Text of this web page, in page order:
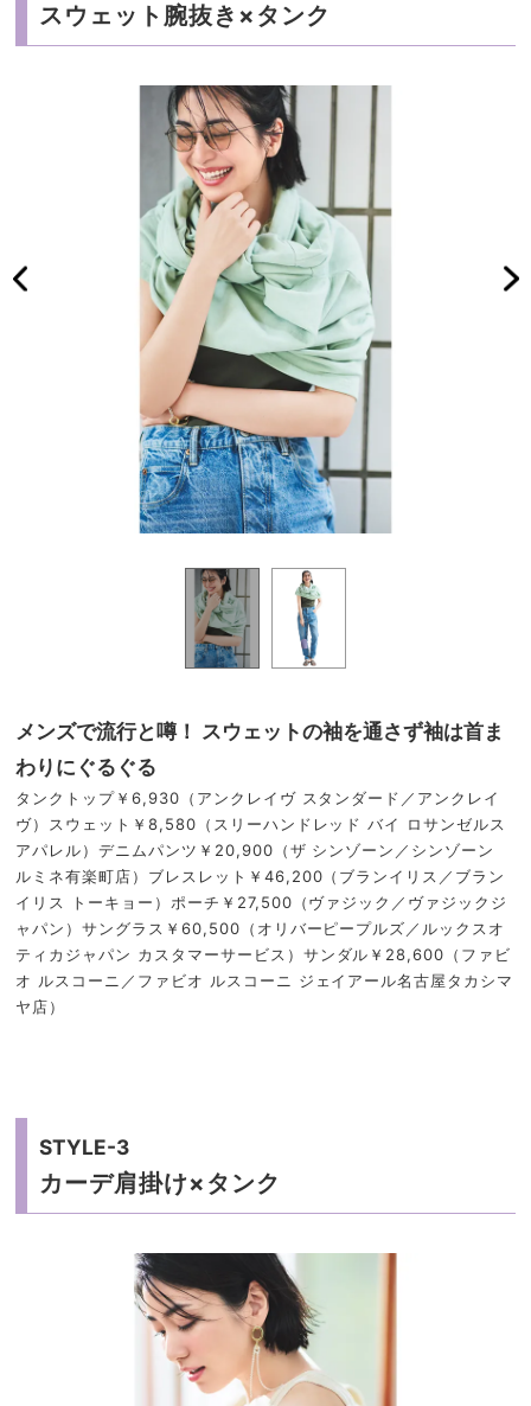
スウェット腕抜き×タンク
メンズで流行と噂！ スウェットの袖を通さず袖は首ま
わりにぐるぐる
タンクトップ￥6,930（アンクレイヴ スタンダード／アンクレイ
ヴ）スウェット￥8,580（スリーハンドレッド バイ ロサンゼルス
アパレル）デニムパンツ￥20,900（ザ シンゾーン／シンゾーン
ルミネ有楽町店）ブレスレット￥46,200（ブランイリス／ブラン
イリス トーキョー）ポーチ￥27,500（ヴァジック／ヴァジックジ
ャパン）サングラス￥60,500（オリバーピープルズ／ルックスオ
ティカジャパン カスタマーサービス）サンダル￥28,600（ファビ
オ ルスコーニ／ファビオ ルスコーニ ジェイアール名古屋タカシマ
ヤ店）
STYLE-3
カーデ肩掛け×タンク